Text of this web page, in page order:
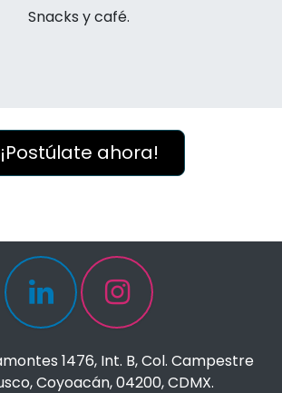
Snacks y café.
¡Postúlate ahora!
1476, Int. B, Col. Campestre
Coyoacán, 04200, CDMX.